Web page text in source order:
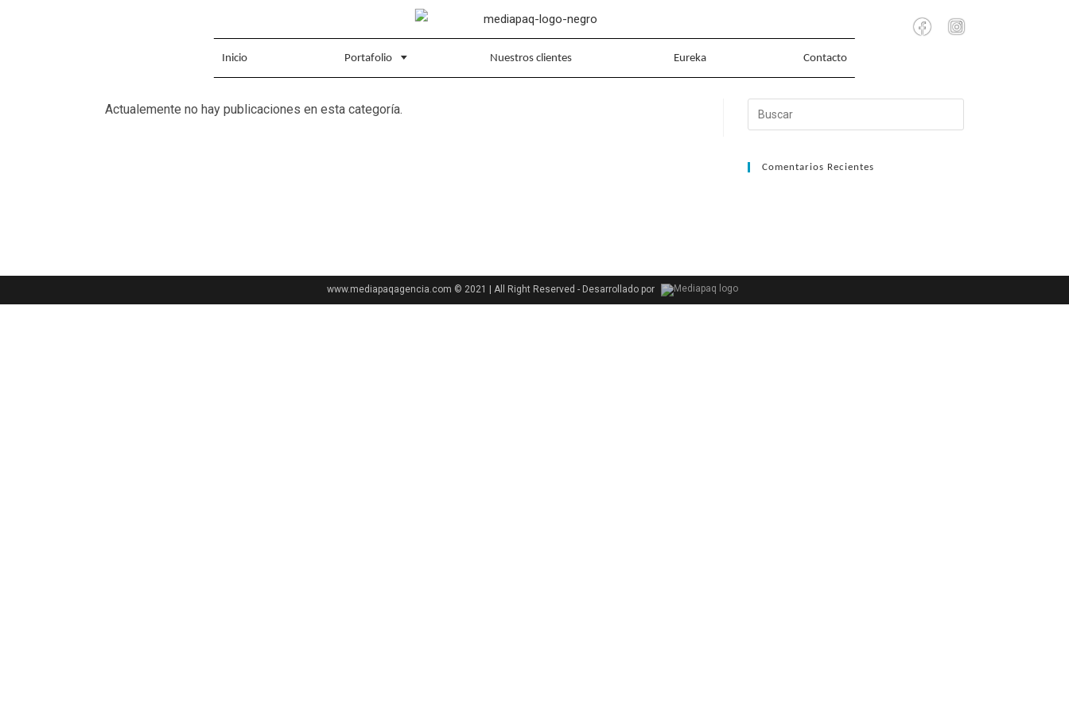
Inicio Portafolio Nuestros clientes Eureka Contacto
Actualemente no hay publicaciones en esta categoría.
Comentarios Recientes
www.mediapaqagencia.com © 2021 | All Right Reserved - Desarrollado por